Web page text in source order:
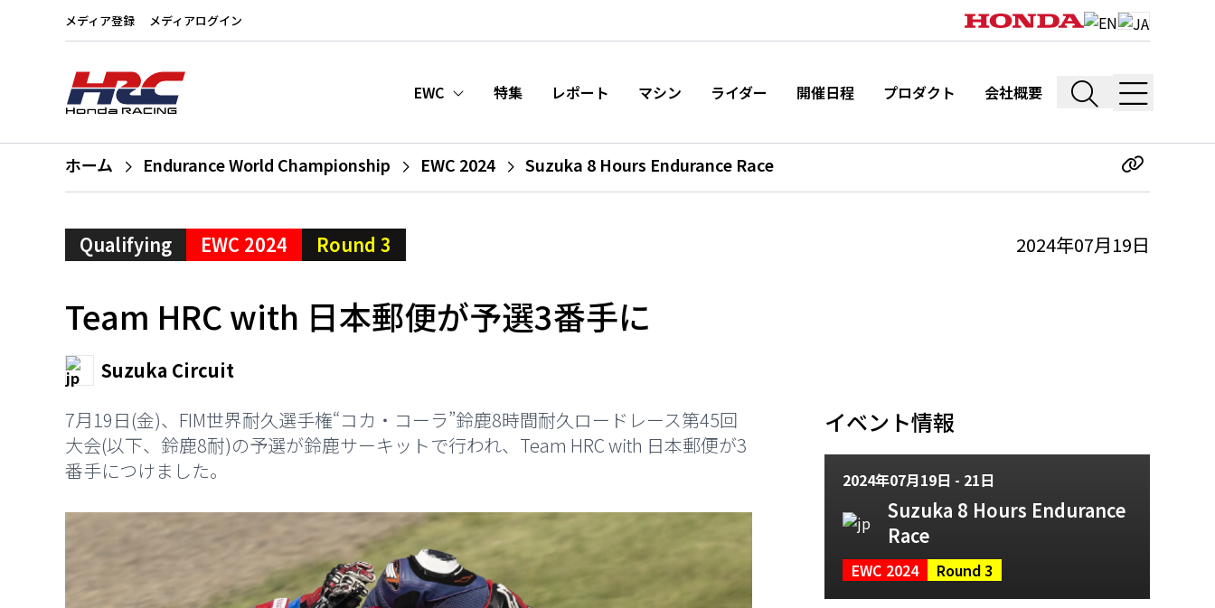
メディア登録 メディアログイン
EWC 特集 レポート マシン ライダー 開催日程 プロダクト 会社概要
ホーム Endurance World Championship EWC 2024 Suzuka 8 Hours Endurance Race
Qualifying EWC 2024 Round 3 2024年07月19日
Team HRC with 日本郵便が予選3番手に
Suzuka Circuit
7月19日(金)、FIM世界耐久選手権“コカ・コーラ”鈴鹿8時間耐久ロードレース第45回
大会(以下、鈴鹿8耐)の予選が鈴鹿サーキットで行われ、Team HRC with 日本郵便が3
番手につけました。
イベント情報
2024年07月19日 - 21日
Suzuka 8 Hours Endurance
Race
EWC 2024 Round 3